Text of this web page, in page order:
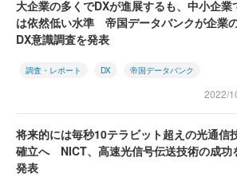
大企業の多くでDXが進展するも、中小企業
は依然低い水準 帝国データバンクが企業
DX意識調査を発表
調査・レポート DX 帝国データバンク
2022/
将来的には毎秒10テラビット超えの光通信
確立へ NICT、高速光信号伝送技術の成功
発表